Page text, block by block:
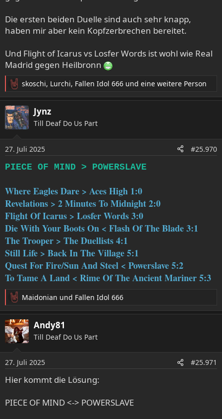
Die ersten beiden Duelle sind auch sehr knapp,
haben mir aber kein Kopfzerbrechen bereitet.
Und Flight of Icarus vs Losfer Words ist wohl wie Real
Madrid gegen Heilbronn
R
e
a
k
t
n
e
n
skoschi, Lurchi, Fallen Idol 666 und eine weitere Person
Jynz
Till Deaf Do Us Part
27. Juli 2025 #25.970
PIECE OF MIND > POWERSLAVE
Where Eagles Dare > Aces High 1:0
Revelations > 2 Minutes To Midnight 2:0
Flight Of Icarus > Losfer Words 3:0
Die With Your Boots On < Flash Of The Blade 3:1
The Trooper > The Duellists 4:1
Still Life > Back In The Village 5:1
Quest For Fire/Sun And Steel < Powerslave 5:2
To Tame A Land < Rime Of The Ancient Mariner 5:3
R
e
a
k
t
n
e
n
Maidonian und Fallen Idol 666
Andy81
Till Deaf Do Us Part
27. Juli 2025 #25.971
Hier kommt die Lösung:
PIECE OF MIND <-> POWERSLAVE